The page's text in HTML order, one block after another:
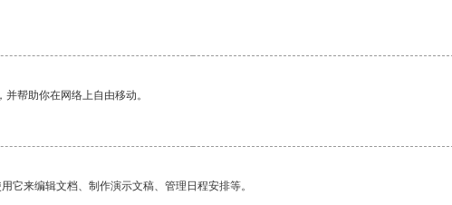
帮助你在网络上自由移动。
它来编辑文档、制作演示文稿、管理日程安排等。